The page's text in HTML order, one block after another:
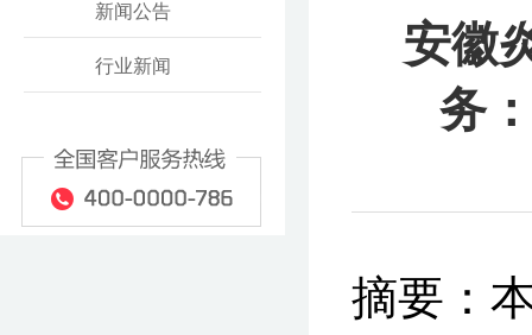
新闻公告
行业新闻
安徽
务
摘要：